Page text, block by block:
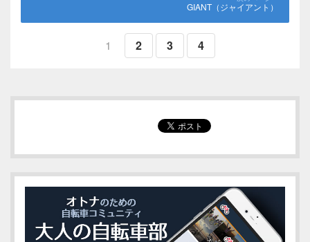
GIANT（ジャイアント）
1 2 3 4